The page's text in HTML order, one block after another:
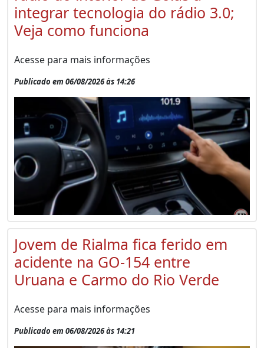
integrar tecnologia do rádio 3.0;
Veja como funciona
Acesse para mais informações
Publicado em 06/08/2026 às 14:26
Jovem de Rialma fica ferido em
acidente na GO-154 entre
Uruana e Carmo do Rio Verde
Acesse para mais informações
Publicado em 06/08/2026 às 14:21